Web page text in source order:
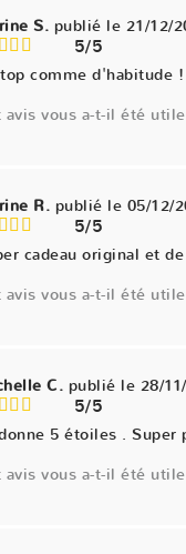
S. publié le 21/12/
5/5
comme d'habitude
avis vous a-t-il été
R. publié le 05/12/
5/5
cadeau original et
avis vous a-t-il été
C. publié le 28/
5/5
5 étoiles .
avis vous a-t-il été